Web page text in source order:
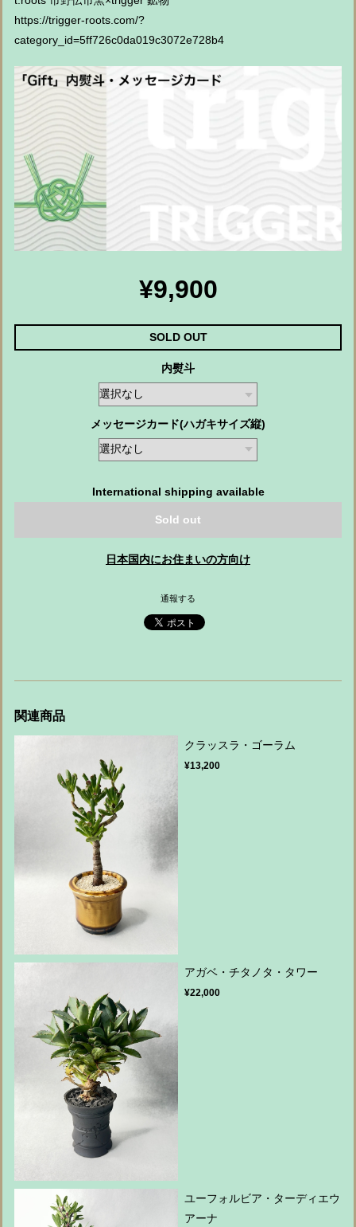
https://trigger-roots.com/?
category_id=5ff726c0da019c3072e728b4
¥9,900
SOLD OUT
内熨斗
メッセージカード(ハガキサイズ縦)
International shipping available
Sold out
日本国内にお住まいの方向け
通報する
関連商品
クラッスラ・ゴーラム
¥13,200
アガベ・チタノタ・タワー
¥22,000
ユーフォルビア・ターディエウ
アーナ